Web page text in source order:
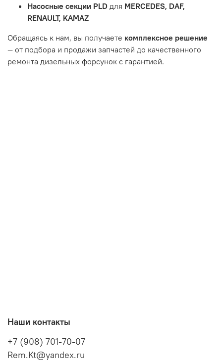
Неисправность топливной системы или системы
впуска/выпуска.
Насосные секции PLD для MERCEDES, DAF,
RENAULT, KAMAZ
Обращаясь к нам, вы получаете комплексное решение
— от подбора и продажи запчастей до качественного
ремонта дизельных форсунок с гарантией.
Наши контакты
+7 (908) 701-70-07
Rem.Kt@yandex.ru